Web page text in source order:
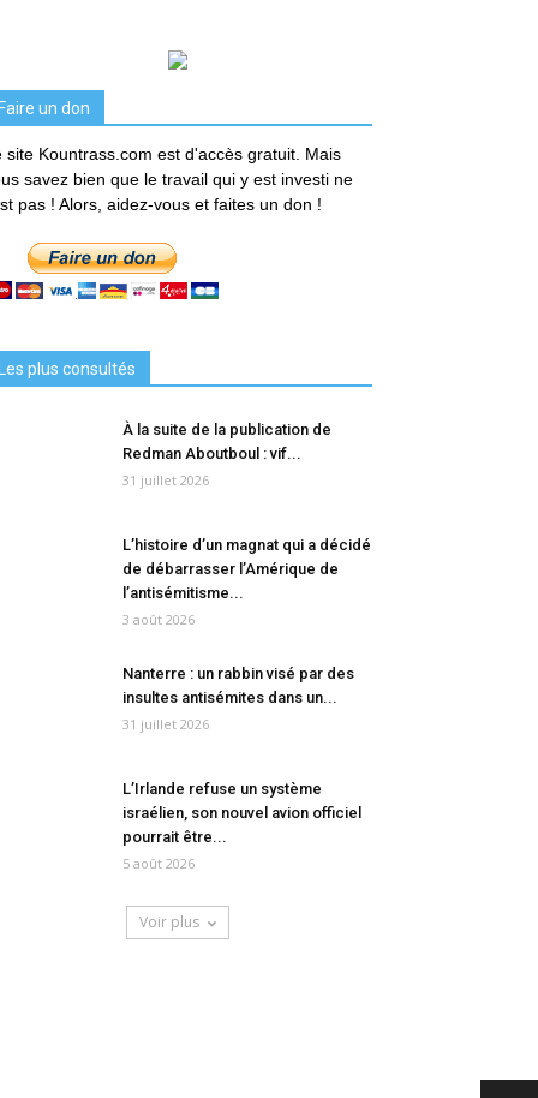
Faire un don
site Kountrass.com est d'accès gratuit. Mais
savez bien que le travail qui y est investi ne
pas ! Alors, aidez-vous et faites un don !
Les plus consultés
À la suite de la publication de
Redman Aboutboul : vif...
31 juillet 2026
L’histoire d’un magnat qui a décidé
de débarrasser l’Amérique de
l’antisémitisme...
3 août 2026
Nanterre : un rabbin visé par des
insultes antisémites dans un...
31 juillet 2026
L’Irlande refuse un système
israélien, son nouvel avion officiel
pourrait être...
5 août 2026
Voir plus